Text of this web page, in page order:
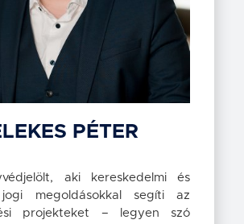
PÉTER
aki kereskedelmi és
megoldásokkal segíti az
projekteket – legyen szó